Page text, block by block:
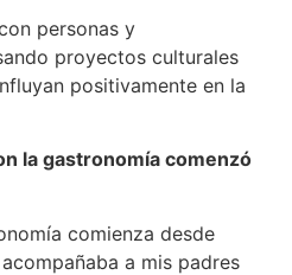
personas y
proyectos culturales
positivamente en la
la gastronomía comenzó
comienza desde
a mis padres